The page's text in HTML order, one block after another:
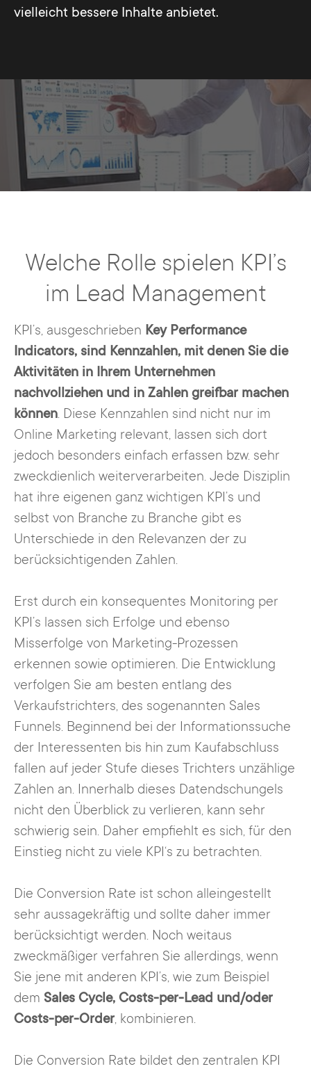
vielleicht bessere Inhalte anbietet.
Welche Rolle spielen KPI’s
im Lead Management
KPI’s, ausgeschrieben Key Performance
Indicators, sind Kennzahlen, mit denen Sie die
Aktivitäten in Ihrem Unternehmen
nachvollziehen und in Zahlen greifbar machen
können. Diese Kennzahlen sind nicht nur im
Online Marketing relevant, lassen sich dort
jedoch besonders einfach erfassen bzw. sehr
zweckdienlich weiterverarbeiten. Jede Disziplin
hat ihre eigenen ganz wichtigen KPI’s und
selbst von Branche zu Branche gibt es
Unterschiede in den Relevanzen der zu
berücksichtigenden Zahlen.
Erst durch ein konsequentes Monitoring per
KPI’s lassen sich Erfolge und ebenso
Misserfolge von Marketing-Prozessen
erkennen sowie optimieren. Die Entwicklung
verfolgen Sie am besten entlang des
Verkaufstrichters, des sogenannten Sales
Funnels. Beginnend bei der Informationssuche
der Interessenten bis hin zum Kaufabschluss
fallen auf jeder Stufe dieses Trichters unzählige
Zahlen an. Innerhalb dieses Datendschungels
nicht den Überblick zu verlieren, kann sehr
schwierig sein. Daher empfiehlt es sich, für den
Einstieg nicht zu viele KPI‘s zu betrachten.
Die Conversion Rate ist schon alleingestellt
sehr aussagekräftig und sollte daher immer
berücksichtigt werden. Noch weitaus
zweckmäßiger verfahren Sie allerdings, wenn
Sie jene mit anderen KPI’s, wie zum Beispiel
dem Sales Cycle, Costs-per-Lead und/oder
Costs-per-Order, kombinieren.
Die Conversion Rate bildet den zentralen KPI